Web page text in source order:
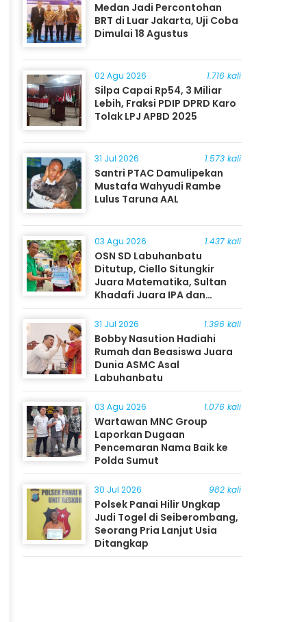
Medan Jadi Percontohan
BRT di Luar Jakarta, Uji Coba
Dimulai 18 Agustus
02 Agu 2026 1.716 kali
Silpa Capai Rp54, 3 Miliar
Lebih, Fraksi PDIP DPRD Karo
Tolak LPJ APBD 2025
31 Jul 2026 1.573 kali
Santri PTAC Damulipekan
Mustafa Wahyudi Rambe
Lulus Taruna AAL
03 Agu 2026 1.437 kali
OSN SD Labuhanbatu
Ditutup, Ciello Situngkir
Juara Matematika, Sultan
Khadafi Juara IPA dan
Timothy Rangkuti Juara IPS
31 Jul 2026 1.396 kali
Bobby Nasution Hadiahi
Rumah dan Beasiswa Juara
Dunia ASMC Asal
Labuhanbatu
03 Agu 2026 1.076 kali
Wartawan MNC Group
Laporkan Dugaan
Pencemaran Nama Baik ke
Polda Sumut
30 Jul 2026 982 kali
Polsek Panai Hilir Ungkap
Judi Togel di Seiberombang,
Seorang Pria Lanjut Usia
Ditangkap